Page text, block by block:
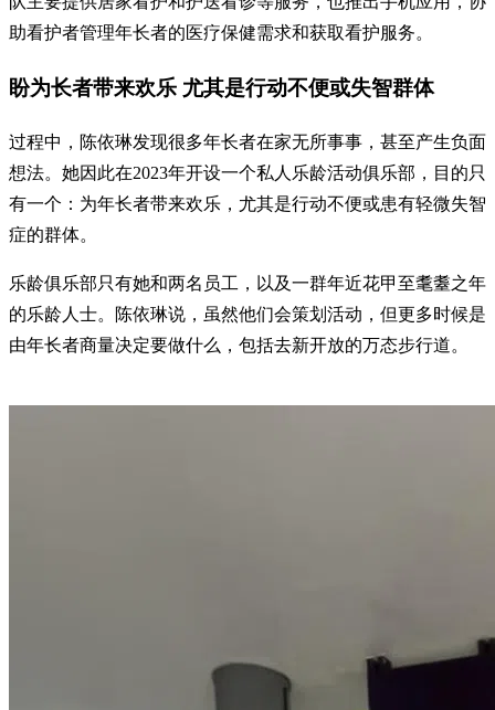
助看护者管理年长者的医疗保健需求和获取看护服务。
盼为长者带来欢乐 尤其是行动不便或失智群体
过程中，陈依琳发现很多年长者在家无所事事，甚至产生负面
想法。她因此在2023年开设一个私人乐龄活动俱乐部，目的只
有一个：为年长者带来欢乐，尤其是行动不便或患有轻微失智
症的群体。
乐龄俱乐部只有她和两名员工，以及一群年近花甲至耄耋之年
的乐龄人士。陈依琳说，虽然他们会策划活动，但更多时候是
由年长者商量决定要做什么，包括去新开放的万态步行道。